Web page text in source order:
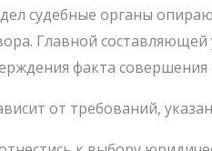
судебные органы
Главной
факта
от требований,